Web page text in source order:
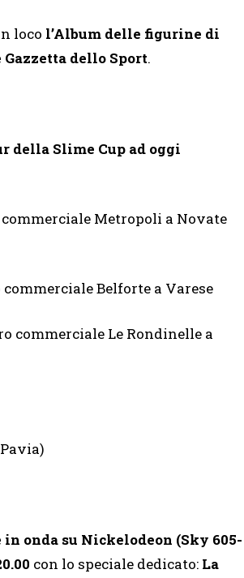
loco l’Album delle figurine di
Gazzetta dello Sport.
della Slime Cup ad oggi
commerciale Metropoli a Novate
commerciale Belforte a Varese
commerciale Le Rondinelle a
onda su Nickelodeon (Sky 605-
con lo speciale dedicato: La